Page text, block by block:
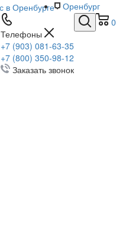
0
Телефоны
+7 (903) 081-63-35
+7 (800) 350-98-12
Заказать звонок
Оренбург